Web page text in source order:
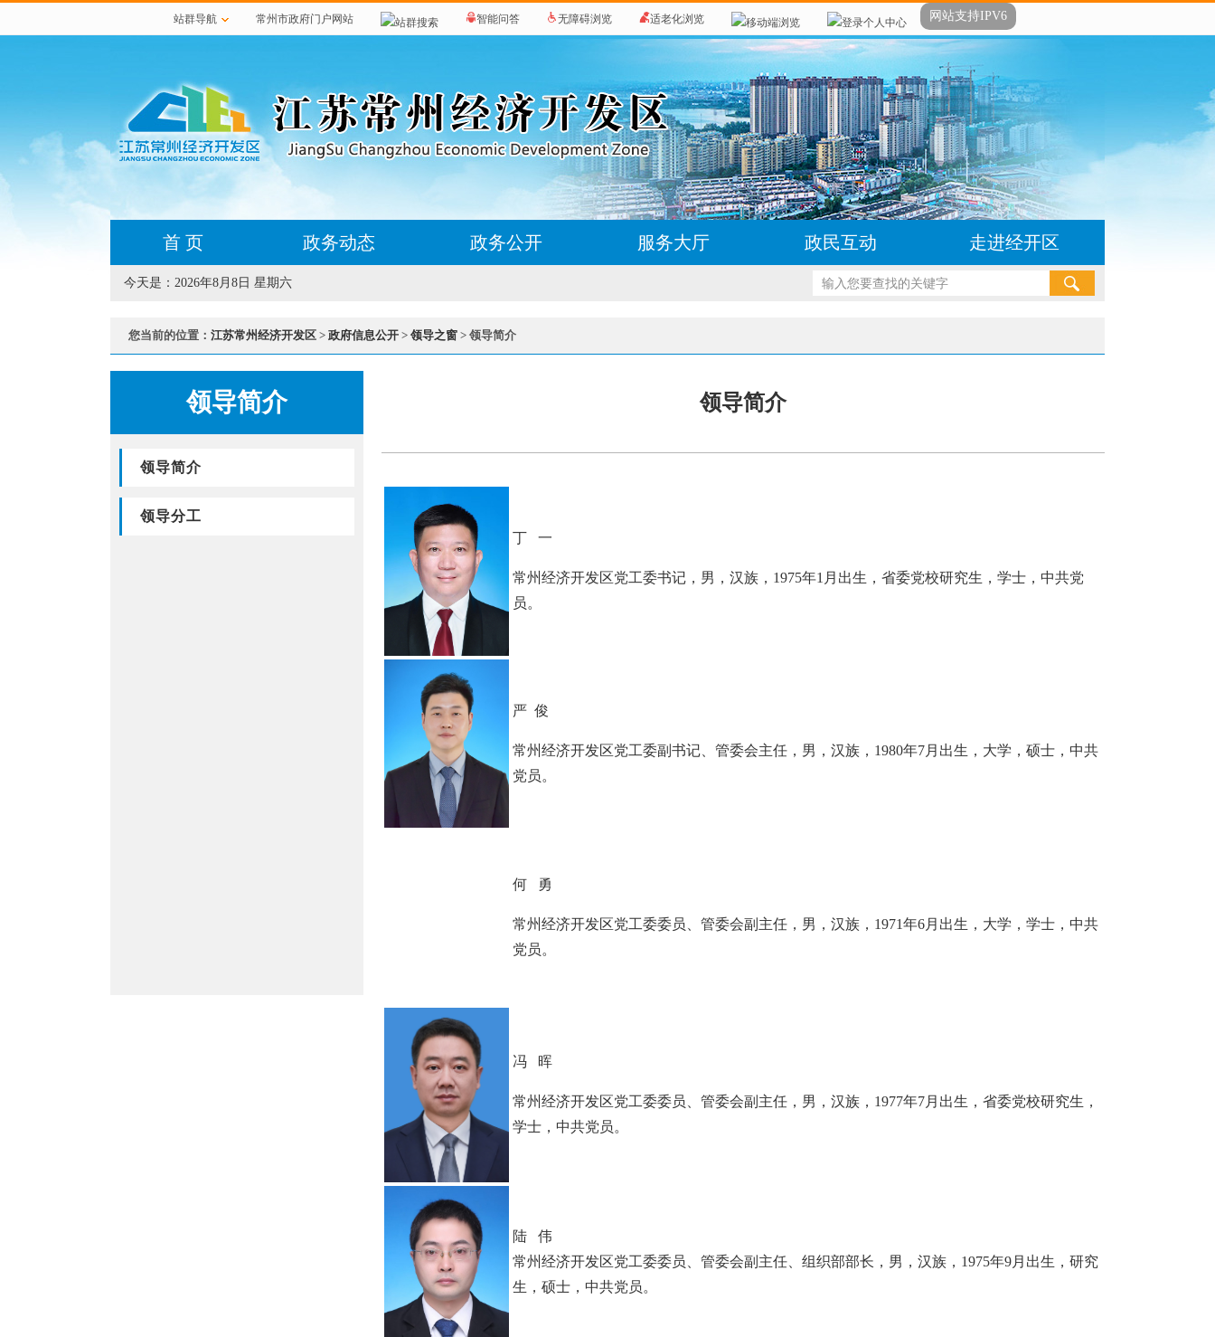
站群导航 常州市政府门户网站 站群搜索 智能问答 无障碍浏览 适老化浏览 移动端浏览 登录个人中心 网站支持IPV6
首 页 政务动态 政务公开 服务大厅 政民互动 走进经开区
今天是： 2026年8月8日 星期六
您当前的位置： 江苏常州经济开发区 > 政府信息公开 > 领导之窗 > 领导简介
领导简介
领导简介
领导分工
领导简介
丁 一
常州经济开发区党工委书记，男，汉族，1975年1月出生，省委党校研究生，学士，中共党
员。
严 俊
常州经济开发区党工委副书记、管委会主任，男，汉族，1980年7月出生，大学，硕士，中共
党员。
何 勇
常州经济开发区党工委委员、管委会副主任，男，汉族，1971年6月出生，大学，学士，中共
党员。
冯 晖
常州经济开发区党工委委员、管委会副主任，男，汉族，1977年7月出生，省委党校研究生，
学士，中共党员。
陆 伟
常州经济开发区党工委委员、管委会副主任、组织部部长，男，汉族，1975年9月出生，研究
生，硕士，中共党员。